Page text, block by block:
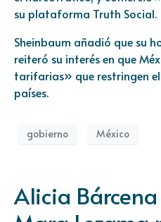
su plataforma Truth Social.
Sheinbaum añadió que su
reiteró su interés en que
tarifarias» que restringen
países.
gobierno México
Alicia